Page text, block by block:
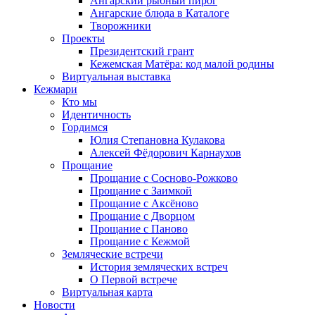
Ангарские блюда в Каталоге
Творожники
Проекты
Президентский грант
Кежемская Матёра: код малой родины
Виртуальная выставка
Кежмари
Кто мы
Идентичность
Гордимся
Юлия Степановна Кулакова
Алексей Фёдорович Карнаухов
Прощание
Прощание с Сосново-Рожково
Прощание с Заимкой
Прощание с Аксёново
Прощание с Дворцом
Прощание с Паново
Прощание с Кежмой
Земляческие встречи
История земляческих встреч
О Первой встрече
Виртуальная карта
Новости